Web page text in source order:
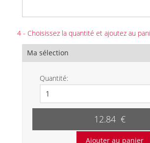
4 - Choisissez la quantité et ajoutez au
Ma sélection
Quantité:
12.84 €